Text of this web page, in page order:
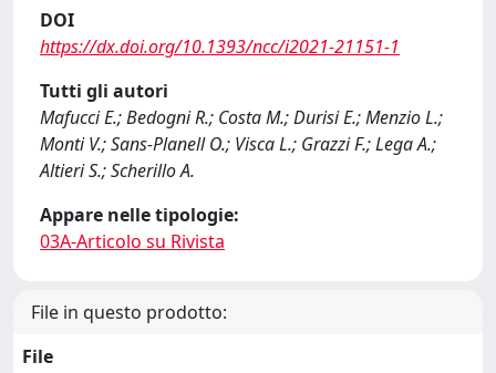
DOI
https://dx.doi.org/10.1393/ncc/i2021-21151-1
Tutti gli autori
Mafucci E.; Bedogni R.; Costa M.; Durisi E.; Menzio L.;
Monti V.; Sans-Planell O.; Visca L.; Grazzi F.; Lega A.;
Altieri S.; Scherillo A.
Appare nelle tipologie:
03A-Articolo su Rivista
File in questo prodotto:
File